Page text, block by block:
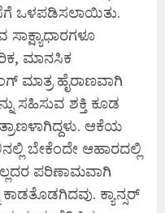
ಒಳಪಡಿಸಲಾಯಿತು.
ಮಾನಸಿಕ
ಮಾತ್ರ ಹೈರಾಣವಾಗಿ
ಸಹಿಸುವ ಶಕ್ತಿ ಕೂಡ
ಆಕೆಯ
ಬೇಕೆಂದೇ ಆಹಾರದಲ್ಲಿ
ಪರಿಣಾಮವಾಗಿ
ಕ್ಯಾನ್ಸರ್